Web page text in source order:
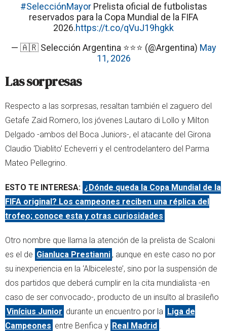
#SelecciónMayorPrelista oficial de futbolistas
reservados para la Copa Mundial de la FIFA
2026.https://t.co/qVuJ19hgkk
— 🇦🇷 Selección Argentina ⭐⭐⭐ (@Argentina) May
11, 2026
Las sorpresas
Respecto a las sorpresas, resaltan también el zaguero del
Getafe Zaid Romero, los jóvenes Lautaro di Lollo y Milton
Delgado -ambos del Boca Juniors-, el atacante del Girona
Claudio ‘Diablito’ Echeverri y el centrodelantero del Parma
Mateo Pellegrino.
ESTO TE INTERESA: ¿Dónde queda la Copa Mundial de la
FIFA original? Los campeones reciben una réplica del
trofeo; conoce esta y otras curiosidades
Otro nombre que llama la atención de la prelista de Scaloni
es el de Gianluca Prestianni , aunque en este caso no por
su inexperiencia en la ‘Albiceleste’, sino por la suspensión de
dos partidos que deberá cumplir en la cita mundialista -en
caso de ser convocado-, producto de un insulto al brasileño
Vinícius Junior durante un encuentro por la Liga de
Campeones entre Benfica y Real Madrid